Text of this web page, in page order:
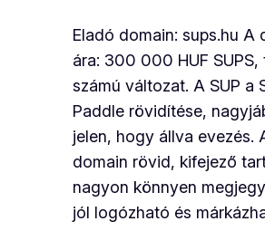
Eladó domain: sups.hu A
ára: 300 000 HUF SUPS,
számú változat. A SUP a
Paddle rövidítése,
jelen, hogy állva evezés.
domain rövid, kifejező
nagyon könnyen
jól logózható és